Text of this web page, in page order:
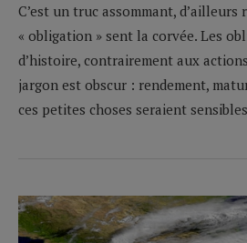
C’est un truc assommant, d’ailleurs
« obligation » sent la corvée. Les
d’histoire, contrairement aux
jargon est obscur : rendement,
ces petites choses seraient